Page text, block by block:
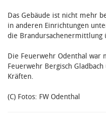
Das Gebäude ist nicht mehr
in anderen Einrichtungen
die Brandursachenermittlung
Die Feuerwehr Odenthal
Feuerwehr Bergisch
Kräften.
(C) Fotos: FW Odenthal